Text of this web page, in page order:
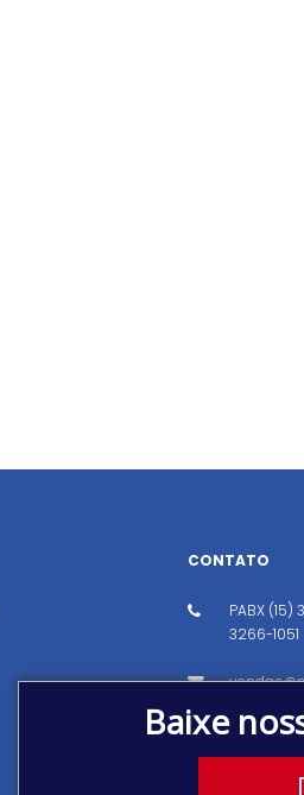
Baixe
CONTATO
PABX
3266-1051
Avenida
Industrial,